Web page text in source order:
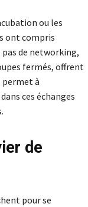
ou les
ont compris
pas de networking,
fermés, offrent
permet à
ces échanges
de
pour se